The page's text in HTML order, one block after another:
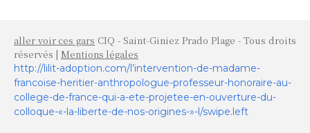
aller voir ces gars CIQ - Saint-Giniez Prado Plage - Tous droits
réservés | Mentions légales
http://lilit-adoption.com/l’intervention-de-madame-
francoise-heritier-anthropologue-professeur-honoraire-au-
college-de-france-qui-a-ete-projetee-en-ouverture-du-
colloque-«-la-liberte-de-nos-origines-»-l/swipe.left